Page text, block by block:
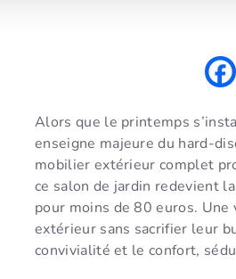
Alors que le printemps
enseigne majeure du hard-
mobilier extérieur complet
ce salon de jardin redevient
pour moins de 80 euros.
extérieur sans sacrifier leur
convivialité et le confort,